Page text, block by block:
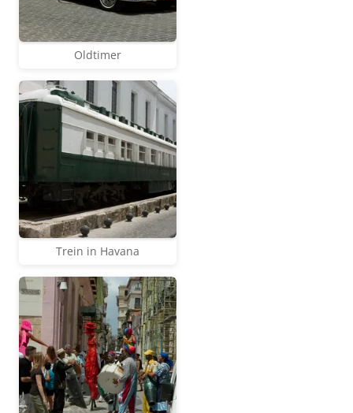
Oldtimer
Trein in Havana